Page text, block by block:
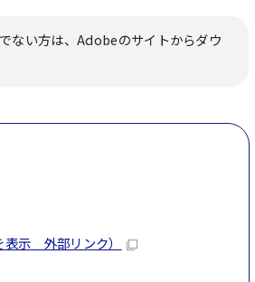
ない方は、Adobeのサイトからダウ
表示 外部リンク）